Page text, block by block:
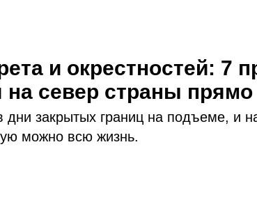
и окрестностей: 7
на север страны прямо
дни закрытых границ на подъеме, и
можно всю жизнь.